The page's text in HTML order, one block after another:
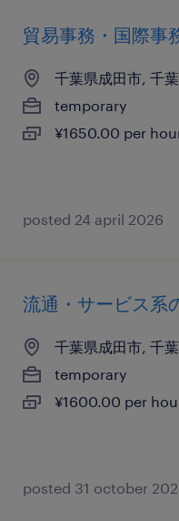
貿易事務・国際事
千葉県成田市, 千
temporary
¥1650.00 per
posted 24 april 2026
流通・サービス系
千葉県成田市, 千
temporary
¥1600.00 per
posted 31 october